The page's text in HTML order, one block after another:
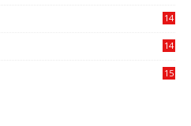
14
14
15